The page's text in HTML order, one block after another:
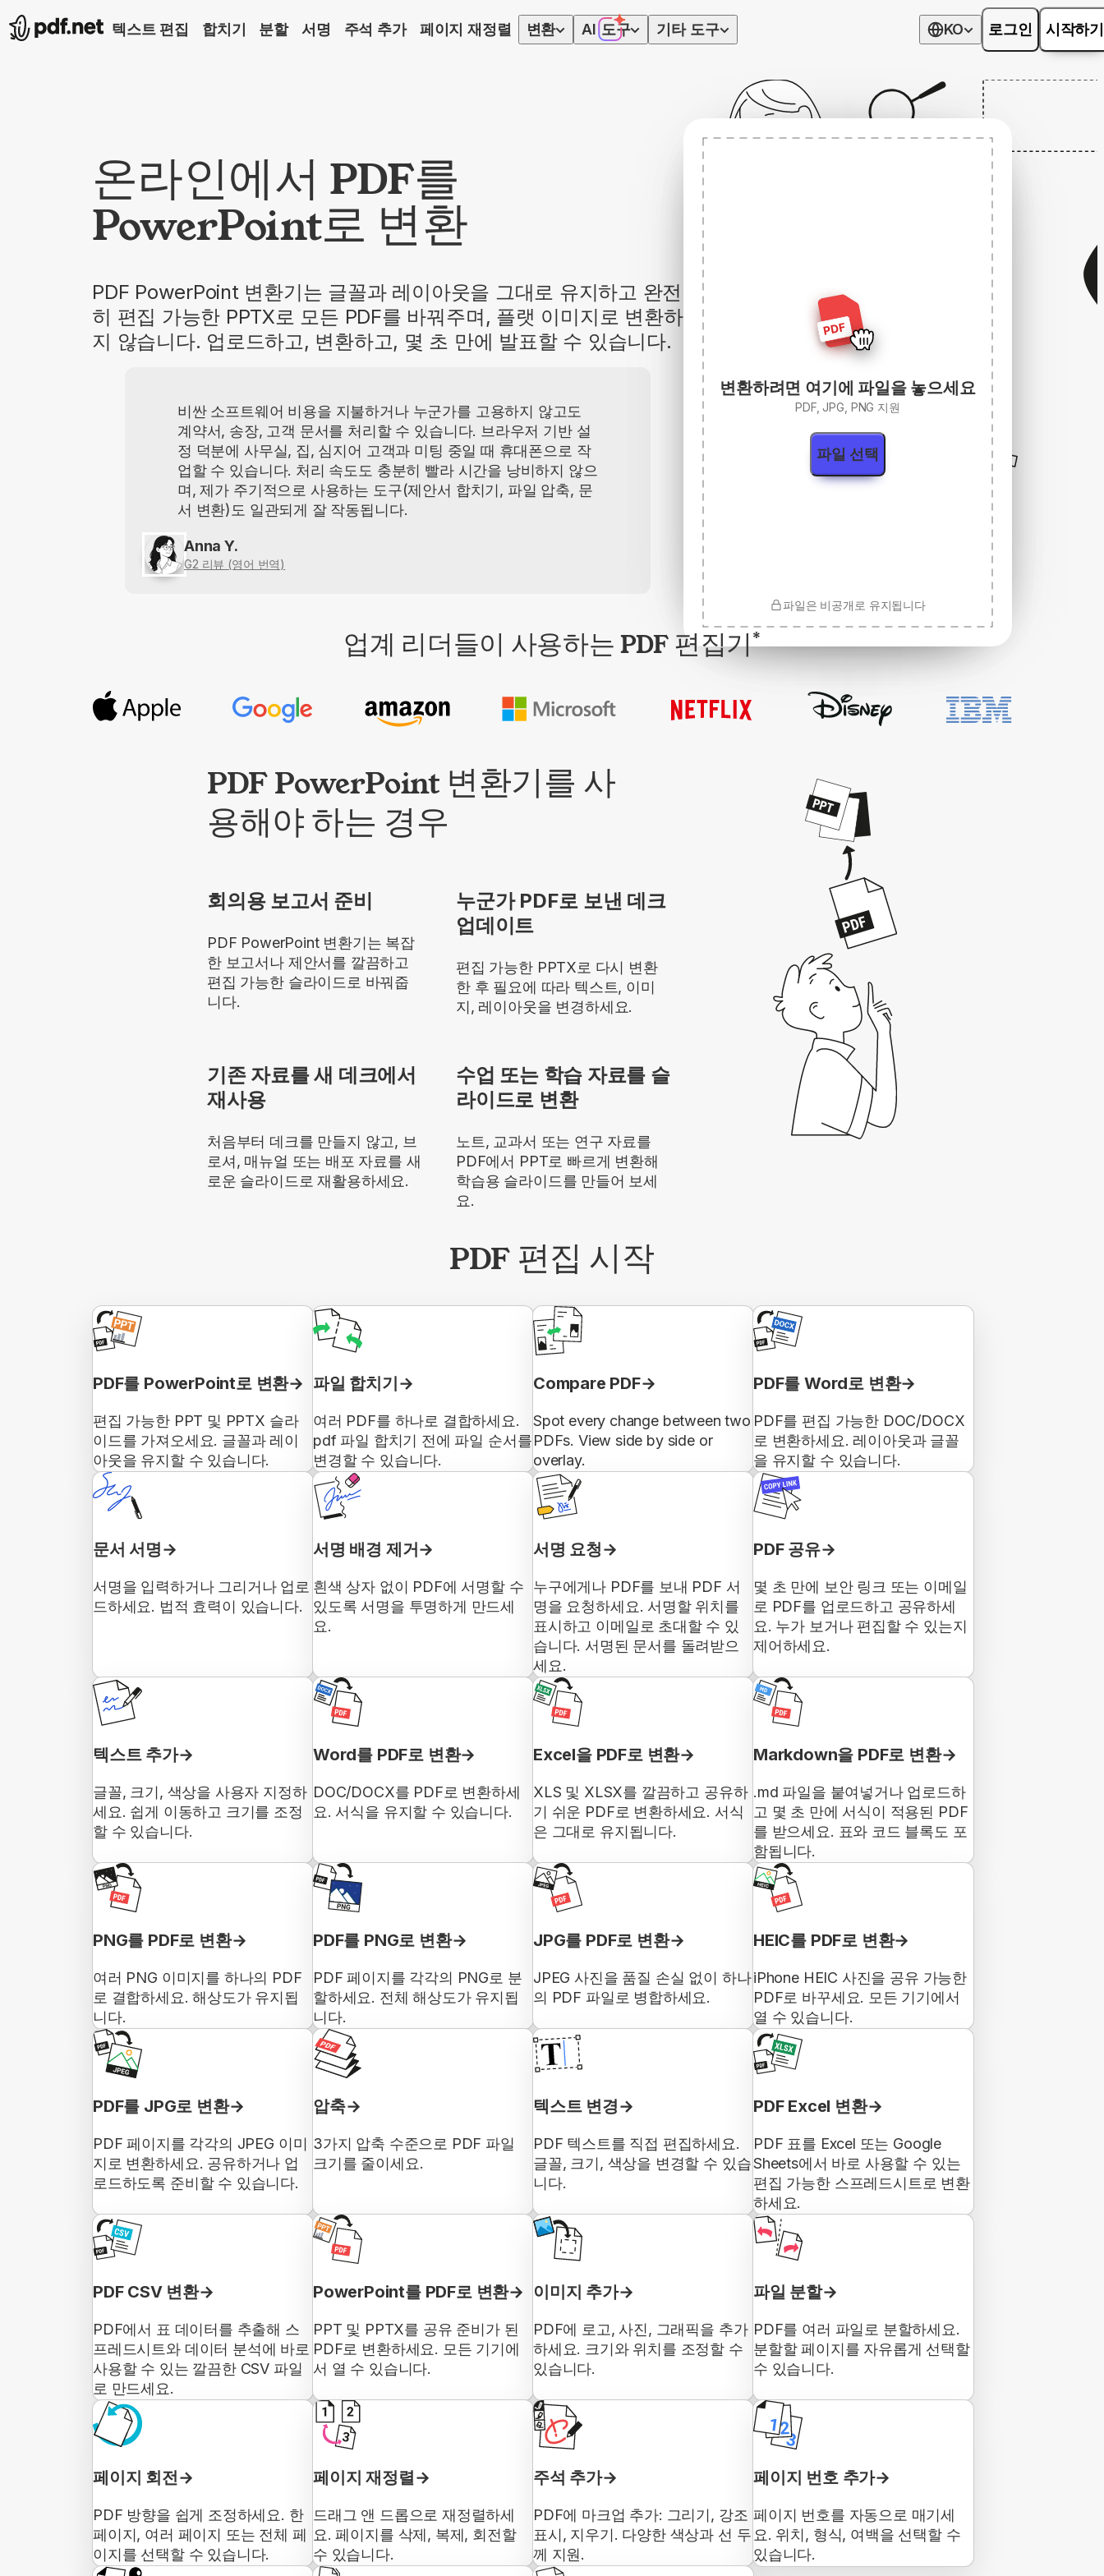
텍스트 편집 합치기 분할 서명 주석 추가 페이지 재정렬 변환 AI 도구 기타 도구 KO 로그인 시작하기
온라인에서 PDF를
PowerPoint로 변환
PDF PowerPoint 변환기는 글꼴과 레이아웃을 그대로 유지하고 완전
히 편집 가능한 PPTX로 모든 PDF를 바꿔주며, 플랫 이미지로 변환하
지 않습니다. 업로드하고, 변환하고, 몇 초 만에 발표할 수 있습니다.
비싼 소프트웨어 비용을 지불하거나 누군가를 고용하지 않고도
계약서, 송장, 고객 문서를 처리할 수 있습니다. 브라우저 기반 설
정 덕분에 사무실, 집, 심지어 고객과 미팅 중일 때 휴대폰으로 작
업할 수 있습니다. 처리 속도도 충분히 빨라 시간을 낭비하지 않으
며, 제가 주기적으로 사용하는 도구(제안서 합치기, 파일 압축, 문
서 변환)도 일관되게 잘 작동됩니다.
Anna Y.
G2 리뷰 (영어 번역)
변환하려면 여기에 파일을 놓으세요
PDF, JPG, PNG 지원
파일 선택
파일은 비공개로 유지됩니다
업계 리더들이 사용하는 PDF 편집기*
PDF PowerPoint 변환기를 사
용해야 하는 경우
회의용 보고서 준비
PDF PowerPoint 변환기는 복잡
한 보고서나 제안서를 깔끔하고
편집 가능한 슬라이드로 바꿔줍
니다.
누군가 PDF로 보낸 데크
업데이트
편집 가능한 PPTX로 다시 변환
한 후 필요에 따라 텍스트, 이미
지, 레이아웃을 변경하세요.
기존 자료를 새 데크에서
재사용
처음부터 데크를 만들지 않고, 브
로셔, 매뉴얼 또는 배포 자료를 새
로운 슬라이드로 재활용하세요.
수업 또는 학습 자료를 슬
라이드로 변환
노트, 교과서 또는 연구 자료를
PDF에서 PPT로 빠르게 변환해
학습용 슬라이드를 만들어 보세
요.
PDF 편집 시작
PDF를 PowerPoint로 변환
편집 가능한 PPT 및 PPTX 슬라
이드를 가져오세요. 글꼴과 레이
아웃을 유지할 수 있습니다.
파일 합치기
여러 PDF를 하나로 결합하세요.
pdf 파일 합치기 전에 파일 순서를
변경할 수 있습니다.
Compare PDF
Spot every change between two
PDFs. View side by side or
overlay.
PDF를 Word로 변환
PDF를 편집 가능한 DOC/DOCX
로 변환하세요. 레이아웃과 글꼴
을 유지할 수 있습니다.
문서 서명
서명을 입력하거나 그리거나 업로
드하세요. 법적 효력이 있습니다.
서명 배경 제거
흰색 상자 없이 PDF에 서명할 수
있도록 서명을 투명하게 만드세
요.
서명 요청
누구에게나 PDF를 보내 PDF 서
명을 요청하세요. 서명할 위치를
표시하고 이메일로 초대할 수 있
습니다. 서명된 문서를 돌려받으
세요.
PDF 공유
몇 초 만에 보안 링크 또는 이메일
로 PDF를 업로드하고 공유하세
요. 누가 보거나 편집할 수 있는지
제어하세요.
텍스트 추가
글꼴, 크기, 색상을 사용자 지정하
세요. 쉽게 이동하고 크기를 조정
할 수 있습니다.
Word를 PDF로 변환
DOC/DOCX를 PDF로 변환하세
요. 서식을 유지할 수 있습니다.
Excel을 PDF로 변환
XLS 및 XLSX를 깔끔하고 공유하
기 쉬운 PDF로 변환하세요. 서식
은 그대로 유지됩니다.
Markdown을 PDF로 변환
.md 파일을 붙여넣거나 업로드하
고 몇 초 만에 서식이 적용된 PDF
를 받으세요. 표와 코드 블록도 포
함됩니다.
PNG를 PDF로 변환
여러 PNG 이미지를 하나의 PDF
로 결합하세요. 해상도가 유지됩
니다.
PDF를 PNG로 변환
PDF 페이지를 각각의 PNG로 분
할하세요. 전체 해상도가 유지됩
니다.
JPG를 PDF로 변환
JPEG 사진을 품질 손실 없이 하나
의 PDF 파일로 병합하세요.
HEIC를 PDF로 변환
iPhone HEIC 사진을 공유 가능한
PDF로 바꾸세요. 모든 기기에서
열 수 있습니다.
PDF를 JPG로 변환
PDF 페이지를 각각의 JPEG 이미
지로 변환하세요. 공유하거나 업
로드하도록 준비할 수 있습니다.
압축
3가지 압축 수준으로 PDF 파일
크기를 줄이세요.
텍스트 변경
PDF 텍스트를 직접 편집하세요.
글꼴, 크기, 색상을 변경할 수 있습
니다.
PDF Excel 변환
PDF 표를 Excel 또는 Google
Sheets에서 바로 사용할 수 있는
편집 가능한 스프레드시트로 변환
하세요.
PDF CSV 변환
PDF에서 표 데이터를 추출해 스
프레드시트와 데이터 분석에 바로
사용할 수 있는 깔끔한 CSV 파일
로 만드세요.
PowerPoint를 PDF로 변환
PPT 및 PPTX를 공유 준비가 된
PDF로 변환하세요. 모든 기기에
서 열 수 있습니다.
이미지 추가
PDF에 로고, 사진, 그래픽을 추가
하세요. 크기와 위치를 조정할 수
있습니다.
파일 분할
PDF를 여러 파일로 분할하세요.
분할할 페이지를 자유롭게 선택할
수 있습니다.
페이지 회전
PDF 방향을 쉽게 조정하세요. 한
페이지, 여러 페이지 또는 전체 페
이지를 선택할 수 있습니다.
페이지 재정렬
드래그 앤 드롭으로 재정렬하세
요. 페이지를 삭제, 복제, 회전할
수 있습니다.
주석 추가
PDF에 마크업 추가: 그리기, 강조
표시, 지우기. 다양한 색상과 선 두
께 지원.
페이지 번호 추가
페이지 번호를 자동으로 매기세
요. 위치, 형식, 여백을 선택할 수
있습니다.